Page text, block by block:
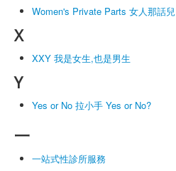
Women's Private Parts 女人那話兒
X
XXY 我是女生,也是男生
Y
Yes or No 拉小手 Yes or No?
一
一站式性診所服務